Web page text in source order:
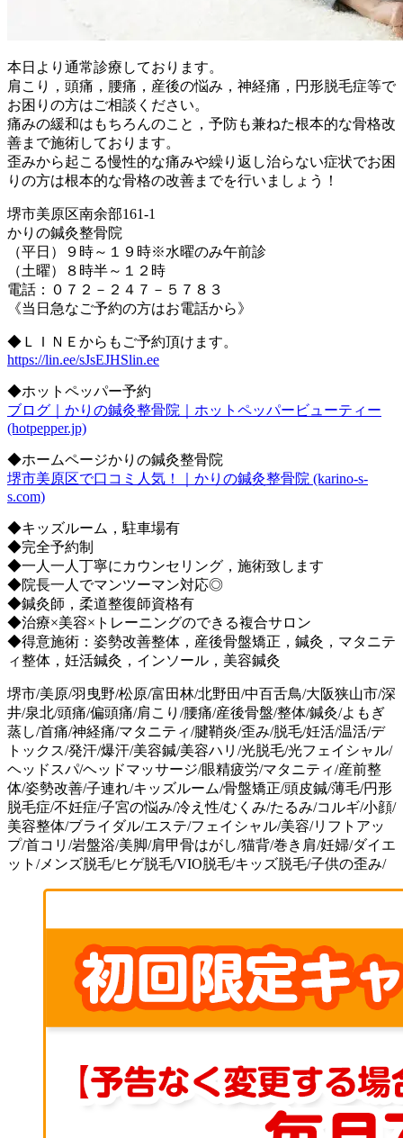
本日より通常診療しております。
肩こり，頭痛，腰痛，産後の悩み，神経痛，円形脱毛症等で
お困りの方はご相談ください。
痛みの緩和はもちろんのこと，予防も兼ねた根本的な骨格改
善まで施術しております。
歪みから起こる慢性的な痛みや繰り返し治らない症状でお困
りの方は根本的な骨格の改善までを行いましょう！
堺市美原区南余部161-1
かりの鍼灸整骨院
（平日）９時～１９時※水曜のみ午前診
（土曜）８時半～１２時
電話：０７２－２４７－５７８３
《当日急なご予約の方はお電話から》
◆ＬＩＮＥからもご予約頂けます。
https://lin.ee/sJsEJHSlin.ee
◆ホットペッパー予約
ブログ｜かりの鍼灸整骨院｜ホットペッパービューティー
(hotpepper.jp)
◆ホームページかりの鍼灸整骨院
堺市美原区で口コミ人気！｜かりの鍼灸整骨院 (karino-s-
s.com)
◆キッズルーム，駐車場有
◆完全予約制
◆一人一人丁寧にカウンセリング，施術致します
◆院長一人でマンツーマン対応◎
◆鍼灸師，柔道整復師資格有
◆治療×美容×トレーニングのできる複合サロン
◆得意施術：姿勢改善整体，産後骨盤矯正，鍼灸，マタニテ
ィ整体，妊活鍼灸，インソール，美容鍼灸
堺市/美原/羽曳野/松原/富田林/北野田/中百舌鳥/大阪狭山市/深
井/泉北/頭痛/偏頭痛/肩こり/腰痛/産後骨盤/整体/鍼灸/よもぎ
蒸し/首痛/神経痛/マタニティ/腱鞘炎/歪み/脱毛/妊活/温活/デ
トックス/発汗/爆汗/美容鍼/美容ハリ/光脱毛/光フェイシャル/
ヘッドスパ/ヘッドマッサージ/眼精疲労/マタニティ/産前整
体/姿勢改善/子連れ/キッズルーム/骨盤矯正/頭皮鍼/薄毛/円形
脱毛症/不妊症/子宮の悩み/冷え性/むくみ/たるみ/コルギ/小顔/
美容整体/ブライダル/エステ/フェイシャル/美容/リフトアッ
プ/首コリ/岩盤浴/美脚/肩甲骨はがし/猫背/巻き肩/妊婦/ダイエ
ット/メンズ脱毛/ヒゲ脱毛/VIO脱毛/キッズ脱毛/子供の歪み/